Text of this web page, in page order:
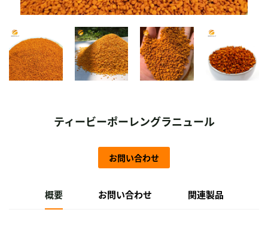
ティービーポーレングラニュール
お問い合わせ
概要 お問い合わせ 関連製品